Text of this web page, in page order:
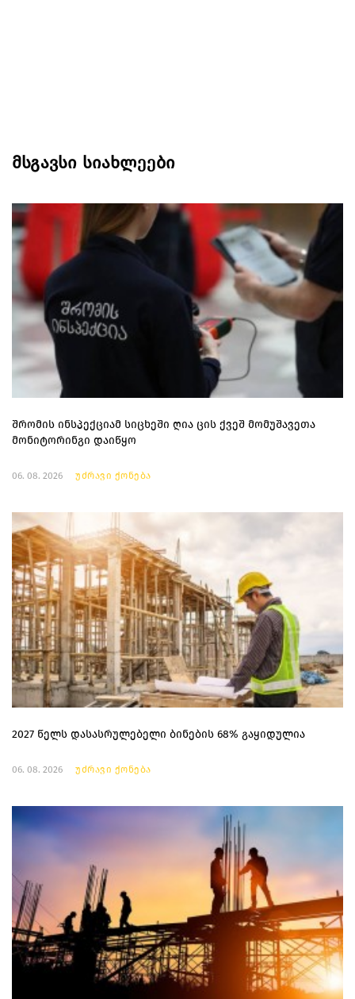
მსგავსი სიახლეები
შრომის ინსპექციამ სიცხეში ღია ცის ქვეშ მომუშავეთა
მონიტორინგი დაიწყო
06. 08. 2026 უძრავი ქონება
2027 წელს დასასრულებელი ბინების 68% გაყიდულია
06. 08. 2026 უძრავი ქონება